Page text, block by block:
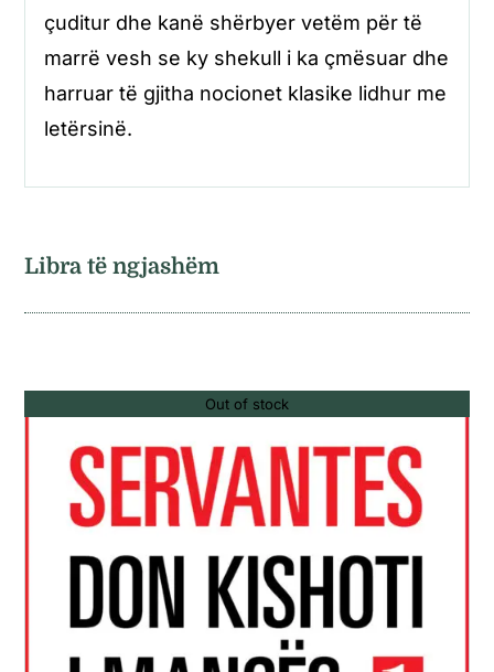
çuditur dhe kanë shërbyer vetëm për të
marrë vesh se ky shekull i ka çmësuar dhe
harruar të gjitha nocionet klasike lidhur me
letërsinë.
Libra të ngjashëm
Out of stock